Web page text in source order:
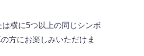
横に5つ以上の同じシンボ
方にお楽しみいただけま